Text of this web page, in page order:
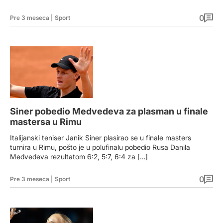
Pre 3 meseca Sport 0
Siner pobedio Medvedeva za plasman u finale
mastersa u Rimu
Italijanski teniser Janik Siner plasirao se u finale masters
turnira u Rimu, pošto je u polufinalu pobedio Rusa Danila
Medvedeva rezultatom 6:2, 5:7, 6:4 za […]
Pre 3 meseca Sport 0